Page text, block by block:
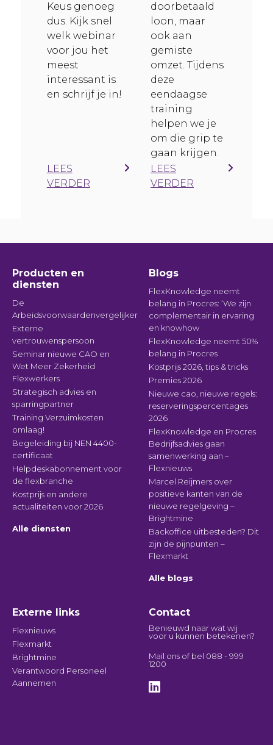
Keus genoeg
dus. Kijk snel
welk webinar
voor jou het
meest
interessant is
en schrijf je in!
LEES
VERDER
doorbetaald
loon, maar
ook aan
gemiste
omzet. Tijdens
deze
eendaagse
training
helpen we je
om die grip te
gaan krijgen.
LEES
VERDER
Producten en
diensten
De
Arbeidsvoorwaardenvergelijker
Externe
vertrouwenspersoon
Seminar nieuwe CAO en
Wet Meer Zekerheid
Flexwerkers
Strategisch advies en
sparringpartner
Training Verzuimkosten
omlaag!
Begeleiding bij NEN 4400-
certificaat
Helpdeskabonnement voor
de flexbranche
Kostprijs en andere
actualiteiten voor 2026
Alle diensten
Blogs
FlexKnowledge neemt
belang in Procres: ‘We zijn
complementair in ervaring
en knowhow
FlexKnowledge neemt 50%
belang in Procres
Kostprijs 2026, tips & tricks
Premies 2026
Nieuwe cao, nieuwe regels:
reserveringspercentages
2026
FlexKnowledge en Procres
Bedrijfsadvies gaan
samenwerking aan –
Flexnieuws
Marcel Reijmers over
positieve kanten van de
nieuwe regelgeving –
Brightmine
Backoffice uitbesteden? Dit
zijn de pijnpunten –
Flexmarkt
Alle blogs
Externe links
Flexnieuws
Flexmarkt
Brightmine
Verantwoord Personeel
Aannemen
Contact
Benieuwd naar wat wij
voor u kunnen betekenen?
Mail ons of bel 088 - 999
1200